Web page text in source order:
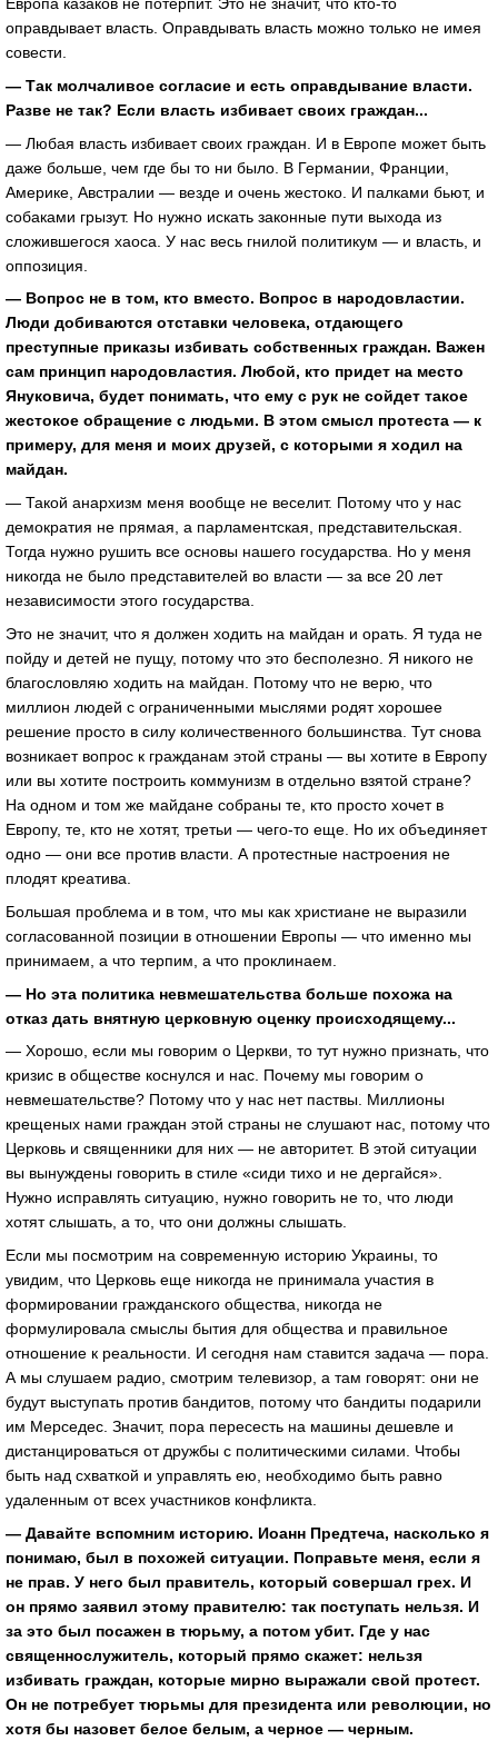
оправдывает власть. Оправдывать власть можно только не имея
совести.
— Так молчаливое согласие и есть оправдывание власти.
Разве не так? Если власть избивает своих граждан...
— Любая власть избивает своих граждан. И в Европе может быть
даже больше, чем где бы то ни было. В Германии, Франции,
Америке, Австралии — везде и очень жестоко. И палками бьют, и
собаками грызут. Но нужно искать законные пути выхода из
сложившегося хаоса. У нас весь гнилой политикум — и власть, и
оппозиция.
— Вопрос не в том, кто вместо. Вопрос в народовластии.
Люди добиваются отставки человека, отдающего
преступные приказы избивать собственных граждан. Важен
сам принцип народовластия. Любой, кто придет на место
Януковича, будет понимать, что ему с рук не сойдет такое
жестокое обращение с людьми. В этом смысл протеста — к
примеру, для меня и моих друзей, с которыми я ходил на
майдан.
— Такой анархизм меня вообще не веселит. Потому что у нас
демократия не прямая, а парламентская, представительская.
Тогда нужно рушить все основы нашего государства. Но у меня
никогда не было представителей во власти — за все 20 лет
независимости этого государства.
Это не значит, что я должен ходить на майдан и орать. Я туда не
пойду и детей не пущу, потому что это бесполезно. Я никого не
благословляю ходить на майдан. Потому что не верю, что
миллион людей с ограниченными мыслями родят хорошее
решение просто в силу количественного большинства. Тут снова
возникает вопрос к гражданам этой страны — вы хотите в Европу
или вы хотите построить коммунизм в отдельно взятой стране?
На одном и том же майдане собраны те, кто просто хочет в
Европу, те, кто не хотят, третьи — чего-то еще. Но их объединяет
одно — они все против власти. А протестные настроения не
плодят креатива.
Большая проблема и в том, что мы как христиане не выразили
согласованной позиции в отношении Европы — что именно мы
принимаем, а что терпим, а что проклинаем.
— Но эта политика невмешательства больше похожа на
отказ дать внятную церковную оценку происходящему...
— Хорошо, если мы говорим о Церкви, то тут нужно признать, что
кризис в обществе коснулся и нас. Почему мы говорим о
невмешательстве? Потому что у нас нет паствы. Миллионы
крещеных нами граждан этой страны не слушают нас, потому что
Церковь и священники для них — не авторитет. В этой ситуации
вы вынуждены говорить в стиле «сиди тихо и не дергайся».
Нужно исправлять ситуацию, нужно говорить не то, что люди
хотят слышать, а то, что они должны слышать.
Если мы посмотрим на современную историю Украины, то
увидим, что Церковь еще никогда не принимала участия в
формировании гражданского общества, никогда не
формулировала смыслы бытия для общества и правильное
отношение к реальности. И сегодня нам ставится задача — пора.
А мы слушаем радио, смотрим телевизор, а там говорят: они не
будут выступать против бандитов, потому что бандиты подарили
им Мерседес. Значит, пора пересесть на машины дешевле и
дистанцироваться от дружбы с политическими силами. Чтобы
быть над схваткой и управлять ею, необходимо быть равно
удаленным от всех участников конфликта.
— Давайте вспомним историю. Иоанн Предтеча, насколько я
понимаю, был в похожей ситуации. Поправьте меня, если я
не прав. У него был правитель, который совершал грех. И
он прямо заявил этому правителю: так поступать нельзя. И
за это был посажен в тюрьму, а потом убит. Где у нас
священнослужитель, который прямо скажет: нельзя
избивать граждан, которые мирно выражали свой протест.
Он не потребует тюрьмы для президента или революции, но
хотя бы назовет белое белым, а черное — черным.